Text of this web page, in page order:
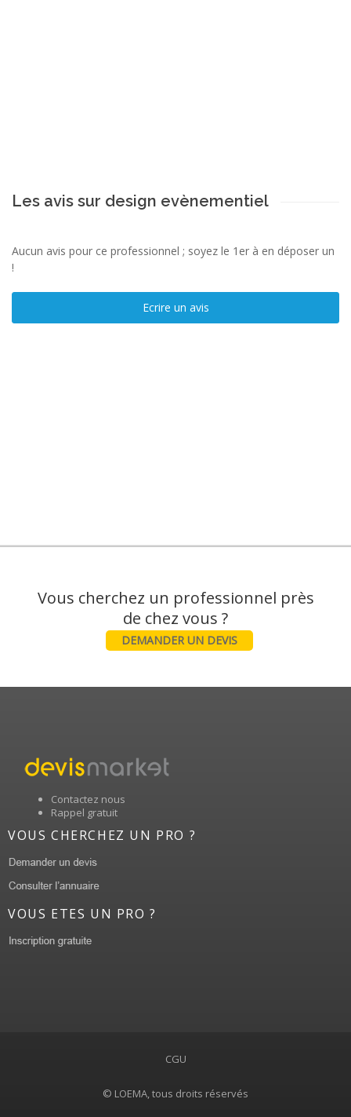
Les avis sur design evènementiel
Aucun avis pour ce professionnel ; soyez le 1er à en déposer un
!
Ecrire un avis
Vous cherchez un professionnel près
DEMANDER UN DEVIS
Contactez nous
Rappel gratuit
VOUS CHERCHEZ UN PRO ?
VOUS ETES UN PRO ?
CGU
© LOEMA, tous droits réservés